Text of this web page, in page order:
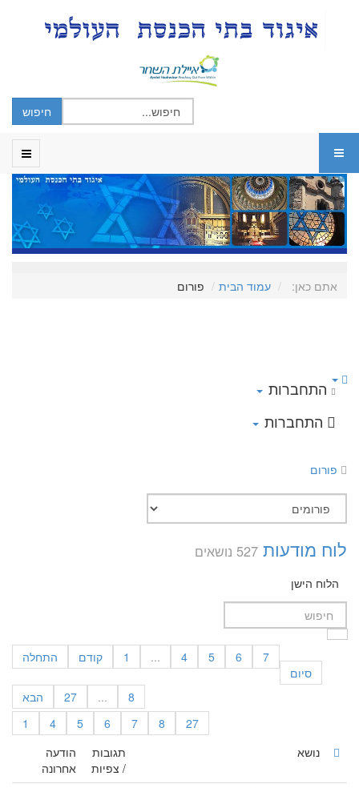
אתם כאן: עמוד הבית פורום
התחברות
התחברות
פורום
לוח מודעות 527 נושאים
הלוח הישן
התחלה קודם 1 ... 4 5 6 7
8
...
27 הבא
סיום
1 4 5 6 7 8
27
נושא
תגובות
/ צפיות
הודעה
אחרונה